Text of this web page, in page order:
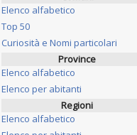
Elenco alfabetico
Top 50
Curiosità e Nomi particolari
Province
Elenco alfabetico
Elenco per abitanti
Regioni
Elenco alfabetico